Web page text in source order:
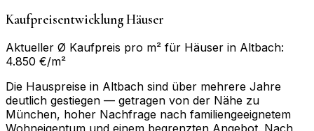
Kaufpreisentwicklung Häuser
Aktueller Ø Kaufpreis pro m² für Häuser in Altbach:
4.850 €/m²
Die Hauspreise in Altbach sind über mehrere Jahre
deutlich gestiegen — getragen von der Nähe zu
München, hoher Nachfrage nach familiengeeignetem
Wohneigentum und einem begrenzten Angebot. Nach